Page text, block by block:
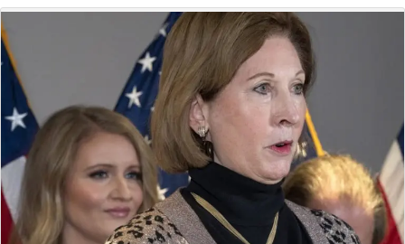
国際
安全保障
ビジネス・経済
カルチャー